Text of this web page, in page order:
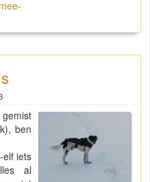
ben
elf iets
al